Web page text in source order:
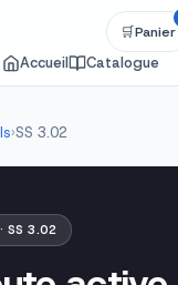
Accueil Catalogue
🛒Panier
›SS 3.02
SS 3.02